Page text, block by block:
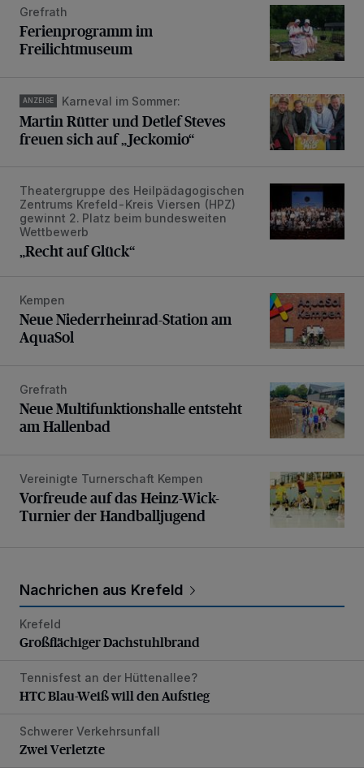
Ferienprogramm im Freilichtmuseum
Grefrath
Ferienprogramm im
Freilichtmuseum
Martin Rütter und Detlef Steves freuen sich auf „Jeckomio“
ANZEIGE Karneval im Sommer:
Martin Rütter und Detlef Steves
freuen sich auf „Jeckomio“
„Recht auf Glück“
Theatergruppe des Heilpädagogischen
Zentrums Krefeld-Kreis Viersen (HPZ)
gewinnt 2. Platz beim bundesweiten
Wettbewerb
„Recht auf Glück“
Neue Niederrheinrad-Station am AquaSol
Kempen
Neue Niederrheinrad-Station am
AquaSol
Neue Multifunktionshalle entsteht am Hallenbad
Grefrath
Neue Multifunktionshalle entsteht
am Hallenbad
Vorfreude auf das Heinz-Wick-Turnier der Handballjugend
Vereinigte Turnerschaft Kempen
Vorfreude auf das Heinz-Wick-
Turnier der Handballjugend
Nachrichen aus Krefeld
Großflächiger Dachstuhlbrand
Krefeld
Großflächiger Dachstuhlbrand
HTC Blau-Weiß will den Aufstieg
Tennisfest an der Hüttenallee?
HTC Blau-Weiß will den Aufstieg
Zwei Verletzte
Schwerer Verkehrsunfall
Zwei Verletzte